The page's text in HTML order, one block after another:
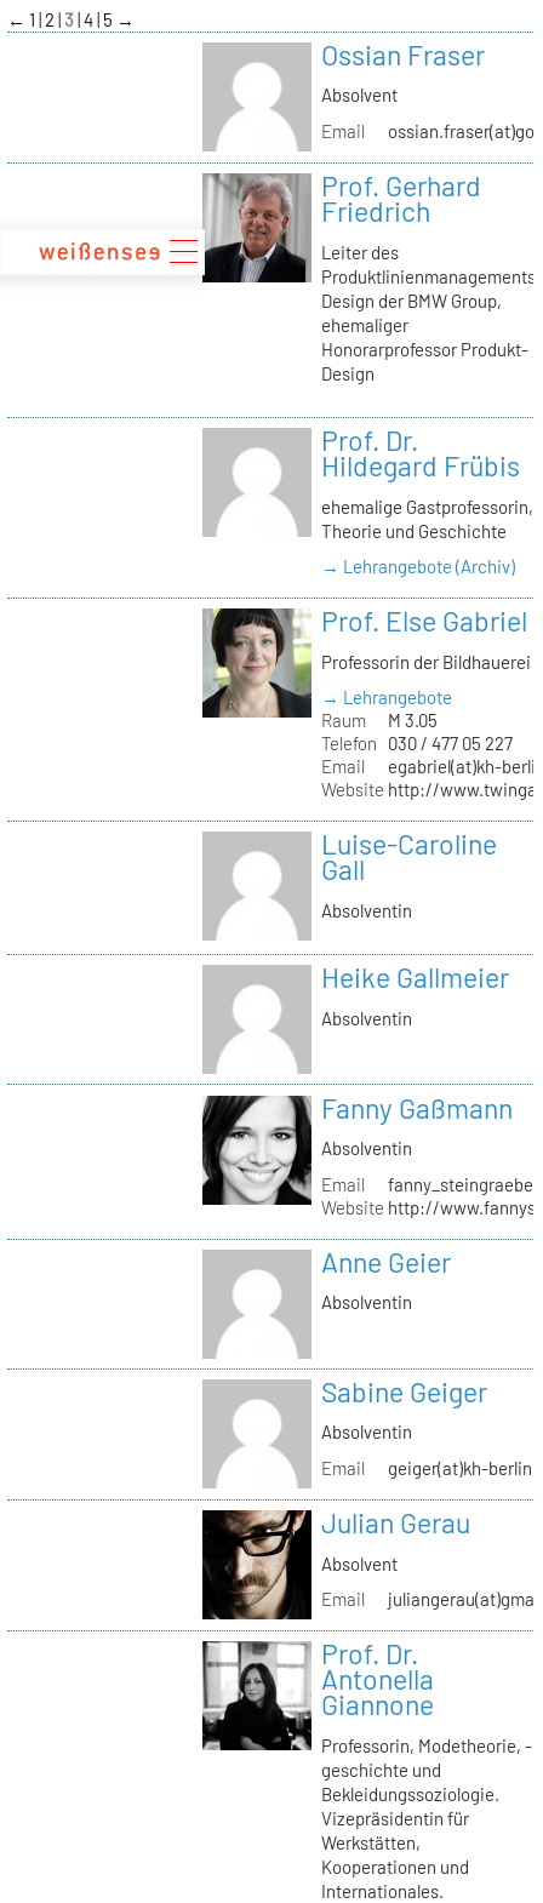
zum
Inhalt
← 1 2 3 4 5 →
Ossian Fraser
Absolvent
Email
Prof. Gerhard
Friedrich
Leiter des
Produktlinienmanagements
Design der BMW Group,
ehemaliger
Honorarprofessor Produkt-
Design
Prof. Dr.
Hildegard Frübis
ehemalige Gastprofessorin,
Theorie und Geschichte
→ Lehrangebote (Archiv)
Prof. Else Gabriel
Professorin der Bildhauerei
→ Lehrangebote
Raum
M 3.05
Telefon
030 / 477 05 227
Email
egabriel(at)kh-
Website http://
Luise-Caroline
Gall
Absolventin
Heike Gallmeier
Absolventin
Fanny Gaßmann
Absolventin
Email
Website http://
Anne Geier
Absolventin
Sabine Geiger
Absolventin
Email
geiger(at)kh-
Julian Gerau
Absolvent
Email
Prof. Dr.
Antonella
Giannone
Professorin, Modetheorie, -
geschichte und
Bekleidungssoziologie.
Vizepräsidentin für
Werkstätten,
Kooperationen und
Internationales.